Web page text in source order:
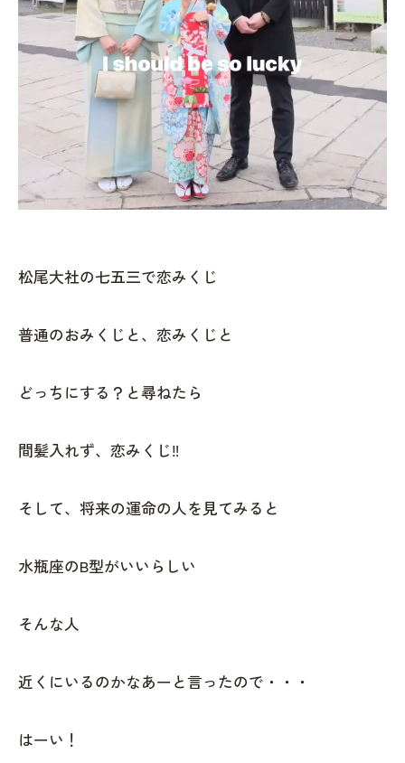
松尾大社の七五三で恋みくじ
普通のおみくじと、恋みくじと
どっちにする？と尋ねたら
間髪入れず、恋みくじ‼️
そして、将来の運命の人を見てみると
水瓶座のB型がいいらしい
そんな人
近くにいるのかなあーと言ったので・・・
はーい！